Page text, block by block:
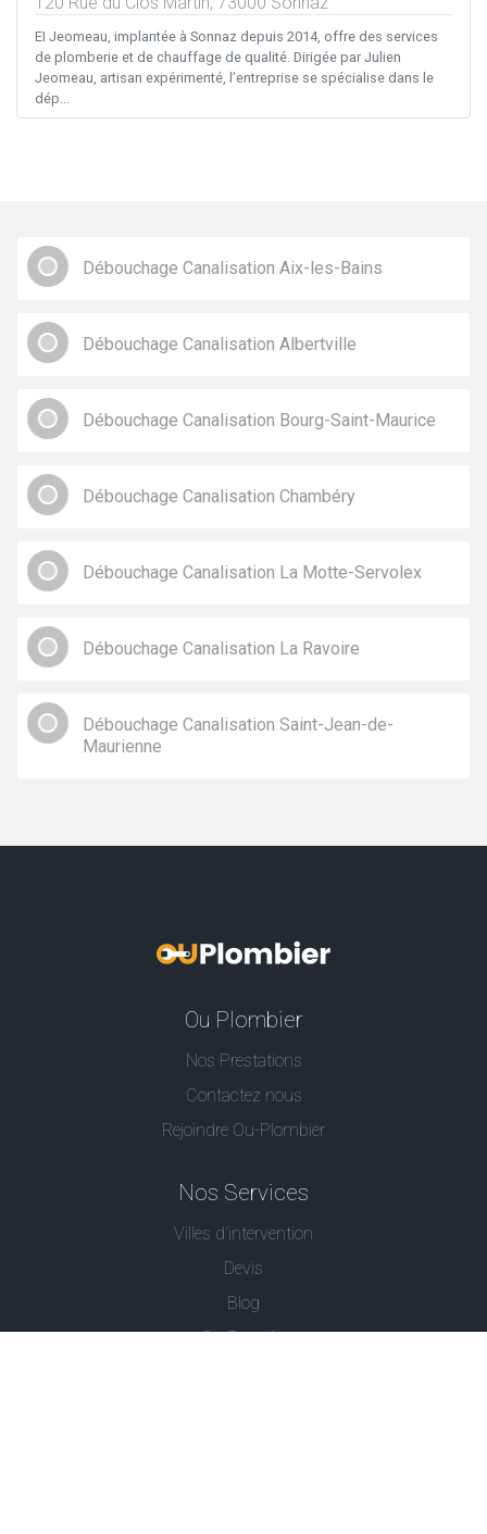
EI Jeomeau, implantée à Sonnaz depuis 2014, offre des services
de plomberie et de chauffage de qualité. Dirigée par Julien
Jeomeau, artisan expérimenté, l’entreprise se spécialise dans le
dép...
Débouchage Canalisation Aix-les-Bains
Débouchage Canalisation Albertville
Débouchage Canalisation Bourg-Saint-Maurice
Débouchage Canalisation Chambéry
Débouchage Canalisation La Motte-Servolex
Débouchage Canalisation La Ravoire
Débouchage Canalisation Saint-Jean-de-
Maurienne
Ou Plombier
Nos Prestations
Contactez nous
Rejoindre Ou-Plombier
Nos Services
Villes d'intervention
Devis
Blog
Ou Serrurier